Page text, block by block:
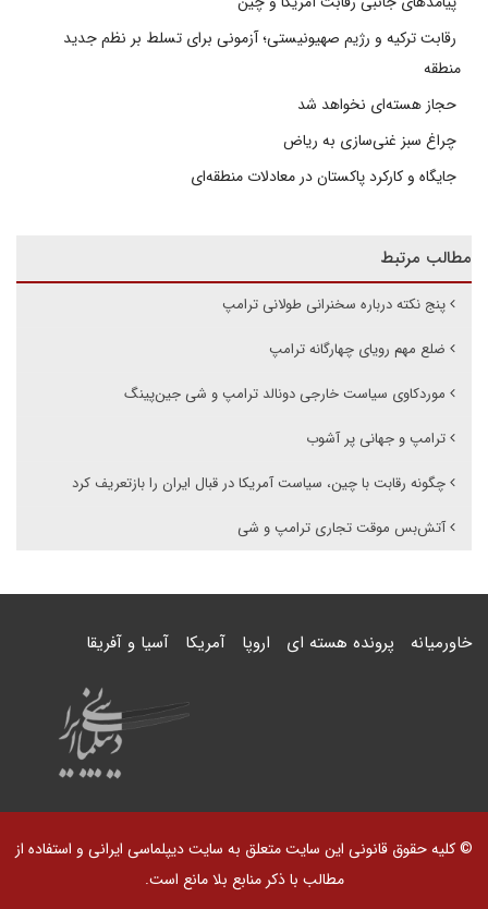
رقابت ترکیه و رژیم صهیونیستی؛ آزمونی برای تسلط بر نظم جدید
منطقه
حجاز هسته‌ای نخواهد شد
چراغ سبز غنی‌سازی به ریاض
جایگاه و کارکرد پاکستان در معادلات منطقه‌ای
مطالب مرتبط
پنج نکته درباره سخنرانی طولانی ترامپ
ضلع مهم رویای چهارگانه ترامپ
موردکاوی سیاست خارجی دونالد ترامپ و شی جین‌پینگ
ترامپ و جهانی پر آشوب
چگونه رقابت با چین، سیاست آمریکا در قبال ایران را بازتعریف کرد
آتش‌بس موقت تجاری ترامپ و شی
خاورمیانه پرونده هسته ای اروپا آمریکا آسیا و آفریقا
© کلیه حقوق قانونی این سایت متعلق به سایت دیپلماسی ایرانی و استفاده از
مطالب با ذکر منابع بلا مانع است.